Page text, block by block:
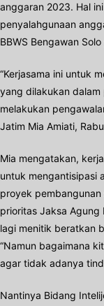
anggaran 2023. Hal
penyalahgunaan
BBWS Bengawan
“Kerjasama ini untuk
yang dilakukan
melakukan
Jatim Mia Amiati,
Mia mengatakan,
untuk mengantisipasi
proyek pembangunan
prioritas Jaksa Agung
lagi menitik beratkan
“Namun bagaimana
agar tidak adanya
Nantinya Bidang